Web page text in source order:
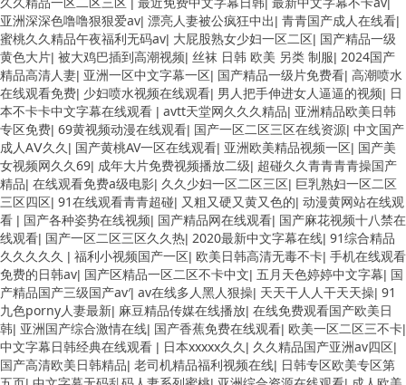
亚洲深深色噜噜狠狠爱av| 漂亮人妻被公疯狂中出| 青青国产成人在线看|
蜜桃久久精品午夜福利无码av| 大屁股熟女少妇一区二区| 国产精品一级
黄色大片| 被大鸡巴插到高潮视频| 丝袜 日韩 欧美 另类 制服| 2024国产
精品高清人妻| 亚洲一区中文字幕一区| 国产精品一级片免费看| 高潮喷水
在线观看免费| 少妇喷水视频在线观看| 男人把手伸进女人逼逼的视频| 日
本不卡卡中文字幕在线观看 | avtt天堂网久久久精品| 亚洲精品欧美日韩
专区免费| 69黄视频动漫在线观看| 国产一区二区三区在线资源| 中文国产
成人AⅤ久久| 国产黄桃AV一区在线观看| 亚洲欧美精品视频一区| 国产美
女视频网久久69| 成年大片免费视频播放二级| 超碰久久青青青青操国产
精品| 在线观看免费a级电影| 久久少妇一区二区三区| 巨乳熟妇一区二区
三区四区| 91在线观看青青超碰| 又粗又硬又黄又色的| 动漫黄网站在线观
看 | 国产各种姿势在线视频| 国产精品网在线观看| 国产麻花视频十八禁在
线观看| 国产一区二区三区久久热| 2020最新中文字幕在线| 91综合精品
久久久久久 | 福利小视频国产一区| 欧美日韩高清无毒不卡| 手机在线观看
免费的日韩av| 国产区精品一区二区不卡中文| 五月天色婷婷中文字幕| 国
产精品国产三级国产av′| av在线多人黑人狠操| 天天干人人干天天操| 91
九色porny人妻最新| 麻豆精品传媒在线播放| 在线免费观看国产欧美日
韩| 亚洲国产综合激情在线| 国产香蕉免费在线观看| 欧美一区二区三不卡|
中文字幕日韩经典在线观看 | 日本xxxxx久久| 久久精品国产亚洲av四区|
国产高清欧美日韩精品| 老司机精品福利视频在线| 日韩专区欧美专区第